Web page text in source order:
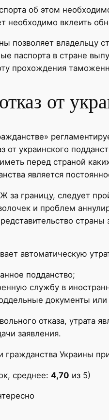
об этом
необходимо вклеить
позволяет владельцу
паспорта в стране
прохождения
от
от украинского
перед страной
является
за границу, следует
и проблем
автоматическую
подданство;
службу в
документы
отказа, утрата
заявления.
Украины
среднее: 4,70 из 5)